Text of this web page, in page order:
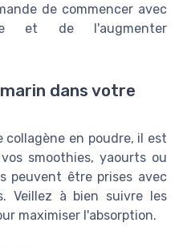
de commencer avec
et de l'augmenter
dans votre
en poudre, il est
smoothies, yaourts ou
peuvent être prises avec
Veillez à bien suivre les
maximiser l'absorption.